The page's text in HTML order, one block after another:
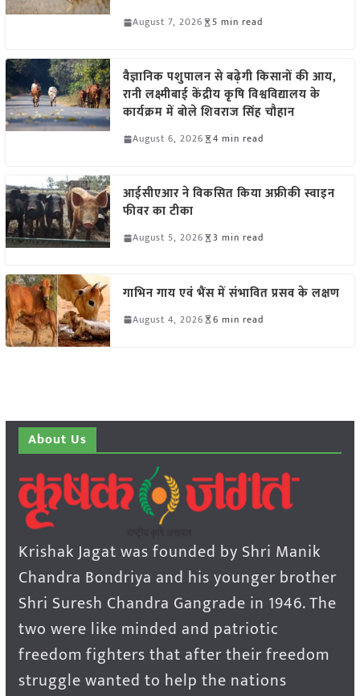
August 7, 2026 5 min read
वैज्ञानिक पशुपालन से बढ़ेगी किसानों की आय,
रानी लक्ष्मीबाई केंद्रीय कृषि विश्वविद्यालय के
कार्यक्रम में बोले शिवराज सिंह चौहान
August 6, 2026 4 min read
आईसीएआर ने विकसित किया अफ्रीकी स्वाइन
फीवर का टीका
August 5, 2026 3 min read
गाभिन गाय एवं भैंस में संभावित प्रसव के लक्षण
August 4, 2026 6 min read
About Us
Krishak Jagat was founded by Shri Manik
Chandra Bondriya and his younger brother
Shri Suresh Chandra Gangrade in 1946. The
two were like minded and patriotic
freedom fighters that after their freedom
struggle wanted to help the nations